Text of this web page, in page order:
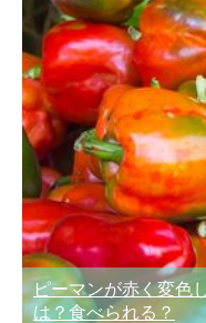
ピーマンが赤く変色
は？食べられる？